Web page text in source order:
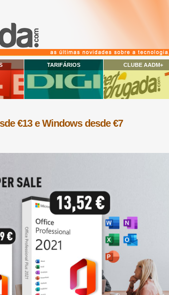
TARIFÁRIOS CLUBE AADM+
€13 e Windows desde €7